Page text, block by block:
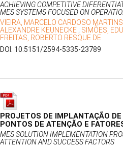
ACHIEVING COMPETITIVE
MES SYSTEMS FOCUSED ON
VIEIRA, MARCELO CARDOSO MARTINS
ALEXANDRE KEUNECKE ; SIMÕES,
FREITAS, ROBERTO RESQUE DE
DOI: 10.5151/2594-5335-23789
PROJETOS DE IMPLANTAÇÃO
PONTOS DE ATENÇÃO E
MES SOLUTION IMPLEMENTATION
ATTENTION AND SUCCESS FACTORS